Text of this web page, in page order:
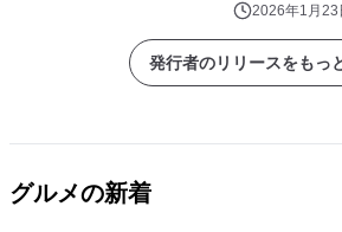
2026年1月23
発行者のリリースをもっ
グルメの新着